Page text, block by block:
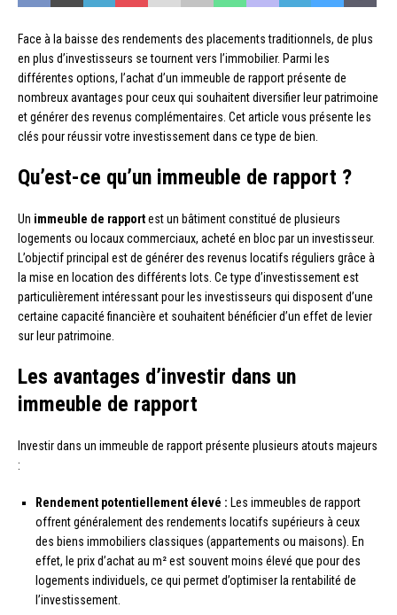
Face à la baisse des rendements des placements traditionnels, de plus
en plus d’investisseurs se tournent vers l’immobilier. Parmi les
différentes options, l’achat d’un immeuble de rapport présente de
nombreux avantages pour ceux qui souhaitent diversifier leur patrimoine
et générer des revenus complémentaires. Cet article vous présente les
clés pour réussir votre investissement dans ce type de bien.
Qu’est-ce qu’un immeuble de rapport ?
Un immeuble de rapportest un bâtiment constitué de plusieurs
logements ou locaux commerciaux, acheté en bloc par un investisseur.
L’objectif principal est de générer des revenus locatifs réguliers grâce à
la mise en location des différents lots. Ce type d’investissement est
particulièrement intéressant pour les investisseurs qui disposent d’une
certaine capacité financière et souhaitent bénéficier d’un effet de levier
sur leur patrimoine.
Les avantages d’investir dans un
immeuble de rapport
Investir dans un immeuble de rapport présente plusieurs atouts majeurs
:
Rendement potentiellement élevé : Les immeubles de rapport
offrent généralement des rendements locatifs supérieurs à ceux
des biens immobiliers classiques (appartements ou maisons). En
effet, le prix d’achat au m² est souvent moins élevé que pour des
logements individuels, ce qui permet d’optimiser la rentabilité de
l’investissement.